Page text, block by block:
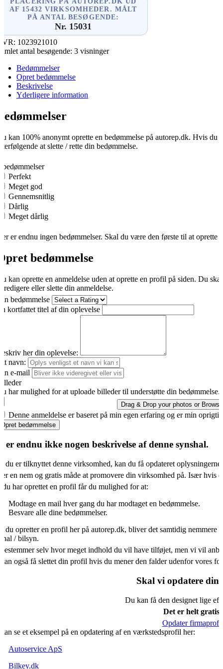
AF 15432 VIRKSOMHEDER. MÅLT
PÅ ANTAL BESØGENDE:
Nr. 15031
1023921010
antal besøgende: 3 visninger
Bedømmelser
Opret bedømmelse
Beskrivelse
Yderligere information
kan 100% anonymt oprette en bedømmelse på autorep.dk. Hvis
at slette / rette din bedømmelse.
bedømmelser
Perfekt
Meget god
Gennemsnitlig
Dårlig
Meget dårlig
er endnu ingen bedømmelser. Skal du være den første til at oprette
bedømmelse
kan oprette en anmeldelse uden at oprette en profil på siden. Du
redigere eller slette din anmeldelse.
bedømmelse
kortfattet titel af din oplevelse
her din oplevelse:
navn:
e-mail
har mulighed for at uploade billeder til understøtte din bedømmelse.
Drag & Drop your photos or Browse
Denne anmeldelse er baseret på min egen erfaring og er min
Opret bedømmelse
er endnu ikke nogen beskrivelse af denne synshal.
du er tilknyttet denne virksomhed, kan du få opdateret oplysningerne.
er en nem og gratis måde at promovere din virksomhed på. Især hvis
du har oprettet en profil får du mulighed for at:
Modtage en mail hver gang du har modtaget en bedømmelse.
Besvare alle dine bedømmelser.
du opretter en profil her på autorep.dk, bliver det samtidig nemmere
/ bilsyn.
selv hvor meget indhold du vil have tilføjet, men vi vil
også få slettet din profil hvis du mener den falder udenfor vores
Skal vi opdatere din
Du kan få den designet lige
Det er helt gratis.
Opdater firmaprofil
se et eksempel på en opdatering af en værkstedsprofil her:
Autoservice ApS
Bilkey.dk